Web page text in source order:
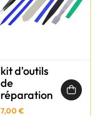
kit d'outils
de
réparation
7,00 €